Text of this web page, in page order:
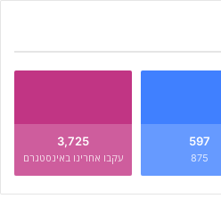
597
875
3,725
עקבו אחרינו באינסטגרם